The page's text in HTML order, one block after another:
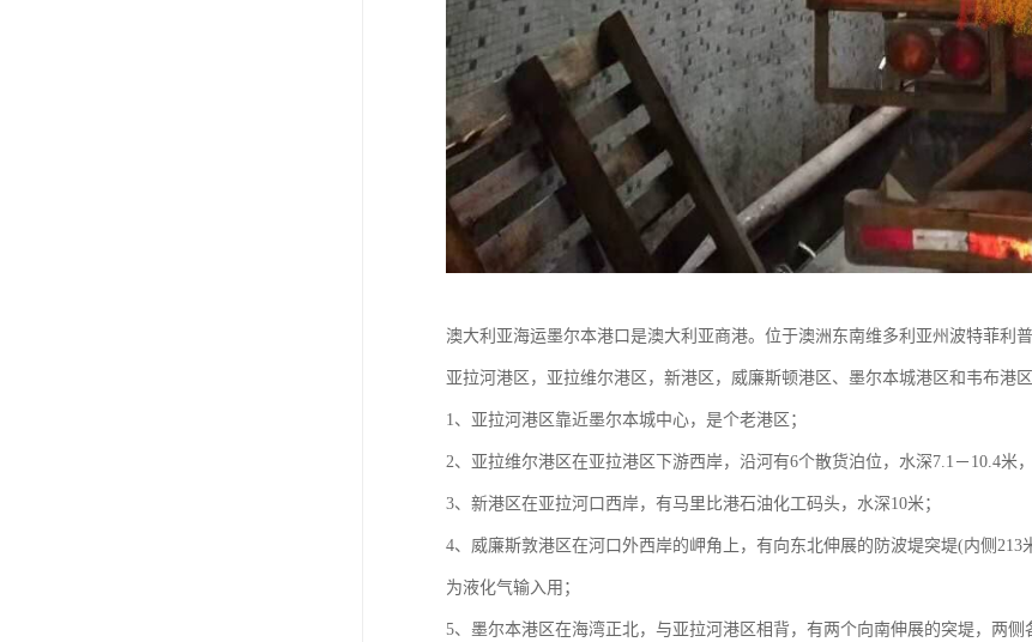
澳大利亚海运墨尔本港口是澳大利亚商港。位于澳洲东南维多利亚州波特菲利
亚拉河港区，亚拉维尔港区，新港区，威廉斯顿港区、墨尔本城港区和韦布港
1、亚拉河港区靠近墨尔本城中心，是个老港区；
2、亚拉维尔港区在亚拉港区下游西岸，沿河有6个散货泊位，水深7.1－10.4米
3、新港区在亚拉河口西岸，有马里比港石油化工码头，水深10米；
4、威廉斯敦港区在河口外西岸的岬角上，有向东北伸展的防波堤突堤(内侧213
为液化气输入用；
5、墨尔本港区在海湾正北，与亚拉河港区相背，有两个向南伸展的突堤，两